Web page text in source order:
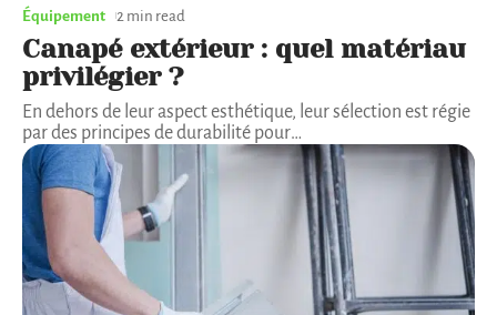
Équipement 2 min read
Canapé extérieur : quel matériau
privilégier ?
En dehors de leur aspect esthétique, leur sélection est régie
par des principes de durabilité pour…